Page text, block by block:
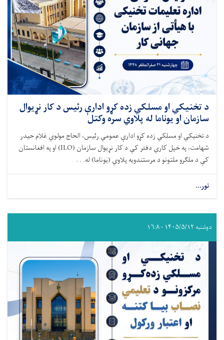
د تخنیکي او مسلکي زده کړو ادارې رئیس د کار نړیوال
سازمان او یوناما له پلاوي سره وکتل
د تخنیکي او مسلکي زده کړو ادارې عمومي رئیس، الحاج مولوي غلام حیدر
شهامت، په خپل کاري دفتر کې د کار نړیوال سازمان (ILO) او په افغانستان
کې د ملګرو ملتونو د مرستندویه پلاوي (یوناما) له. . .
نور...
دوشنبه ۱۴۰۵/۵/۱۲ - ۱۶:۸